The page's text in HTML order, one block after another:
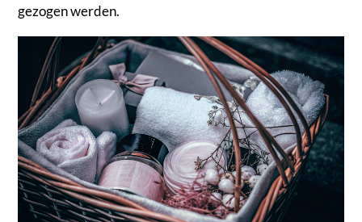
gezogen werden.